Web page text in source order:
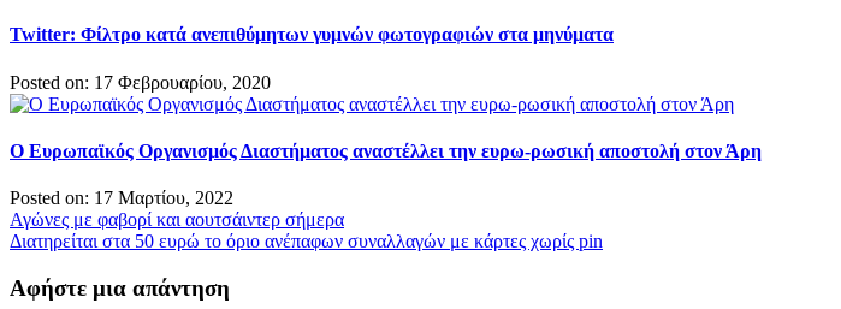
Twitter: Φίλτρο κατά ανεπιθύμητων γυμνών φωτογραφιών στα μηνύματα
Posted on: 17 Φεβρουαρίου, 2020
O Ευρωπαϊκός Οργανισμός Διαστήματος αναστέλλει την ευρω-ρωσική αποστολή στον Άρη
Posted on: 17 Μαρτίου, 2022
Πλοήγηση
άρθρων
Αγώνες με φαβορί και αουτσάιντερ σήμερα
Διατηρείται στα 50 ευρώ το όριο ανέπαφων συναλλαγών με κάρτες χωρίς pin
Αφήστε μια απάντηση